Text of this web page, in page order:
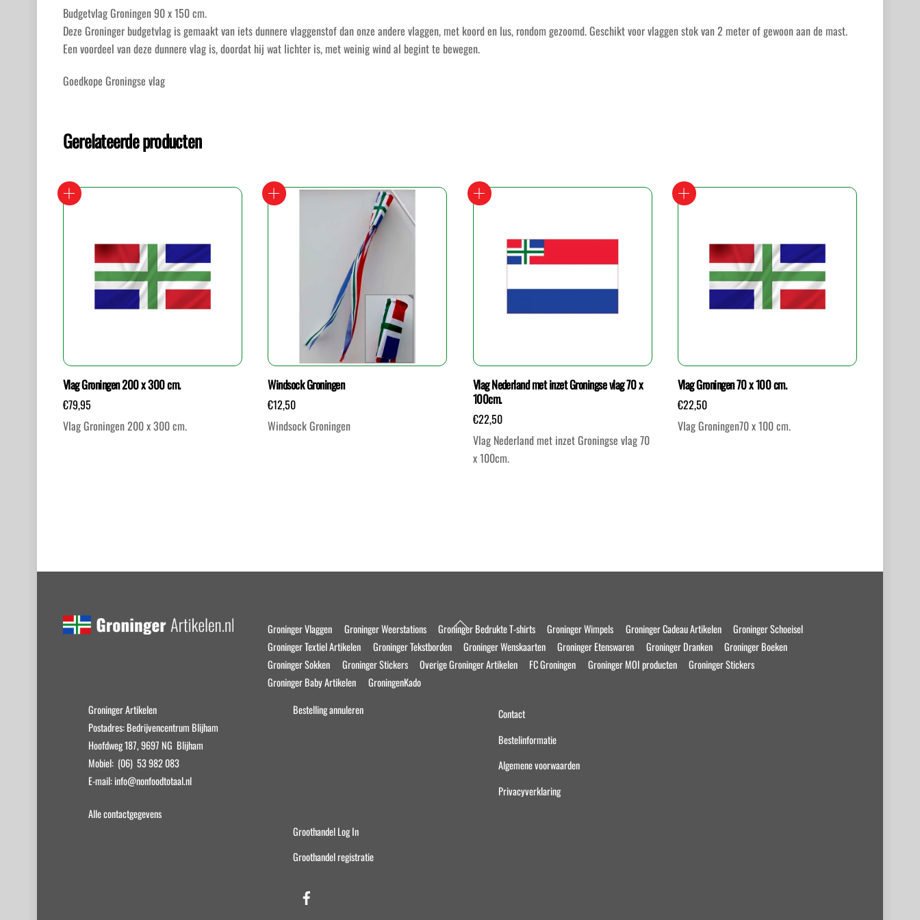
Budgetvlag Groningen 90 x 150 cm.
Deze Groninger budgetvlag is gemaakt van iets dunnere vlaggenstof dan onze andere vlaggen, met koord en lus, rondom gezoomd. Geschikt voor vlaggen stok van 2 meter of gewoon aan de mast.
Een voordeel van deze dunnere vlag is, doordat hij wat lichter is, met weinig wind al begint te bewegen.
Goedkope Groningse vlag
Gerelateerde producten
Vlag Groningen 200 x 300 cm.
€79,95
Vlag Groningen 200 x 300 cm.
Windsock Groningen
€12,50
Windsock Groningen
Vlag Nederland met inzet Groningse vlag 70 x
100cm.
€22,50
Vlag Nederland met inzet Groningse vlag 70
x 100cm.
Vlag Groningen 70 x 100 cm.
€22,50
Vlag Groningen70 x 100 cm.
Back
To
Groninger Vlaggen Groninger Weerstations Groninger Bedrukte T-shirts Groninger Wimpels Groninger Cadeau Artikelen
Groninger Schoeisel
Groninger Textiel Artikelen
Groninger Tekstborden Groninger Wenskaarten Groninger Etenswaren Groninger Dranken
Groninger Boeken
Groninger Sokken
Groninger Stickers Overige Groninger Artikelen FC Groningen Groninger MOI producten
Groninger Stickers
Groninger Baby Artikelen
GroningenKado
Groninger Artikelen
Postadres: Bedrijvencentrum Blijham
Hoofdweg 187, 9697 NG Blijham
Mobiel: (06) 53 982 083
E-mail: info@nonfoodtotaal.nl
Alle contactgegevens
Bestelling annuleren
Contact
Bestelinformatie
Algemene voorwaarden
Privacyverklaring
Groothandel Log In
Groothandel registratie